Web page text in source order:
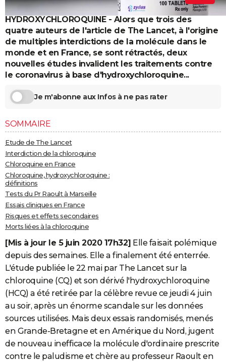
Destinations
City break
Voyage nature
Voyage de noces
Forum
Climat
+PHOTO
GUIDES D'ACHAT
BONS PLANS
CARTE DE VOEUX
Carte de Noël
Carte Bonne année
Carte Saint-Valentin
Carte Pâques
Carte d'anniversaire
DICTIONNAIRE
COPAINS D'AVANT
S'inscrire
Se connecter
Lycées
Collèges
Primaires
Universités
Entreprises
Service militaire
Avis de recherche
AVIS DE DÉCÈS
FORUM
Bricolage
Lifestyle
Culture
Sport
Auto
Television
Voyage
Cinema
HYDROXYCHLOROQUINE - Alors que trois des
quatre auteurs de l'article de The Lancet, à l'origine
de multiples interdictions de la molécule dans le
monde et en France, se sont rétractés, deux
nouvelles études invalident les traitements contre
le coronavirus à base d'hydroxychloroquine...
Je m'abonne aux Infos à ne pas rater
SOMMAIRE
Etude de The Lancet
Interdiction de la chloroquine
Chloroquine en France
Chloroquine, hydroxychloroquine :
définitions
Tests du Pr Raoult à Marseille
Essais cliniques en France
Risques et effets secondaires
Morts liées à la chloroquine
[Mis à jour le 5 juin 2020 17h32] Elle faisait polémique
depuis des semaines. Elle a finalement été enterrée.
L'étude publiée le 22 mai par The Lancet sur la
chloroquine (CQ) et son dérivé l'hydroxychloroquine
(HCQ) a été retirée par la célèbre revue ce jeudi 4 juin
au soir, après un énorme scandale sur les données
sources utilisées. Mais deux essais randomisés, menés
en Grande-Bretagne et en Amérique du Nord, jugent
de nouveau inefficace la molécule d'ordinaire prescrite
contre le paludisme et chère au professeur Raoult en